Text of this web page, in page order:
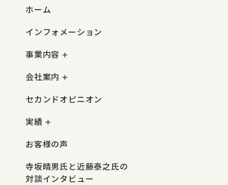
ホーム
インフォメーション
事業内容
会社案内
セカンドオピニオン
実績
お客様の声
寺坂晴男氏と近藤泰之氏の
対談インタビュー